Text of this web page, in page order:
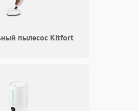
Подробнее →
пылесос Kitfort